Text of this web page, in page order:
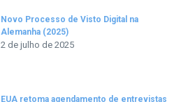
Novo Processo de Visto Digital na
Alemanha (2025)
2 de julho de 2025
EUA retoma agendamento de entrevistas